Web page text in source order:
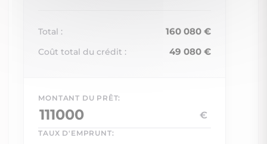
MONTANT DU PRÊT:
€
TAUX D'EMPRUNT:
Total : 160 080 €
Coût total du crédit : 49 080 €